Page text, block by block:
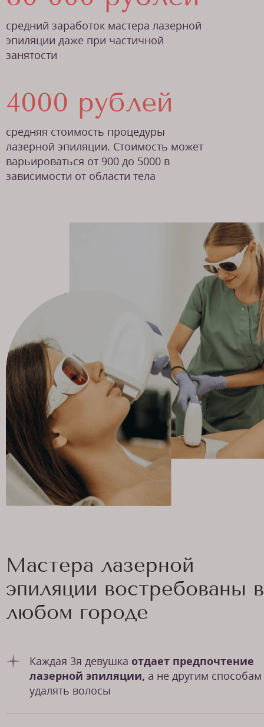
средний заработок мастера лазерной
эпиляции даже при частичной
занятости
4000 рублей
средняя стоимость процедуры
лазерной эпиляции. Стоимость может
варьироваться от 900 до 5000 в
зависимости от области тела
Мастера лазерной
эпиляции востребованы в
любом городе
Каждая 3я девушка отдает предпочтение
лазерной эпиляции, а не другим способам
удалять волосы